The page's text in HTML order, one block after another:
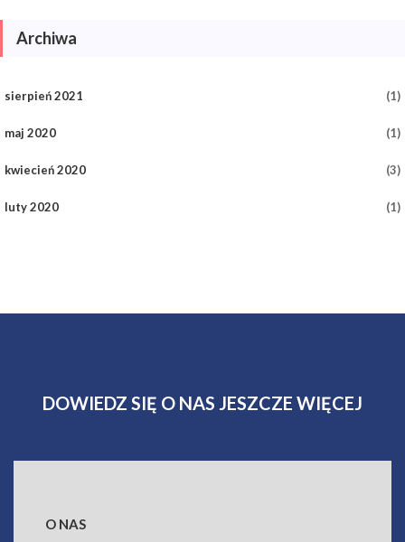
Archiwa
sierpień 2021 (1)
maj 2020 (1)
kwiecień 2020 (3)
luty 2020 (1)
DOWIEDZ SIĘ O NAS JESZCZE WIĘCEJ
O NAS